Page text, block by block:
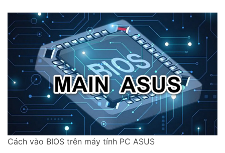
Cách vào BIOS trên máy tính PC ASUS